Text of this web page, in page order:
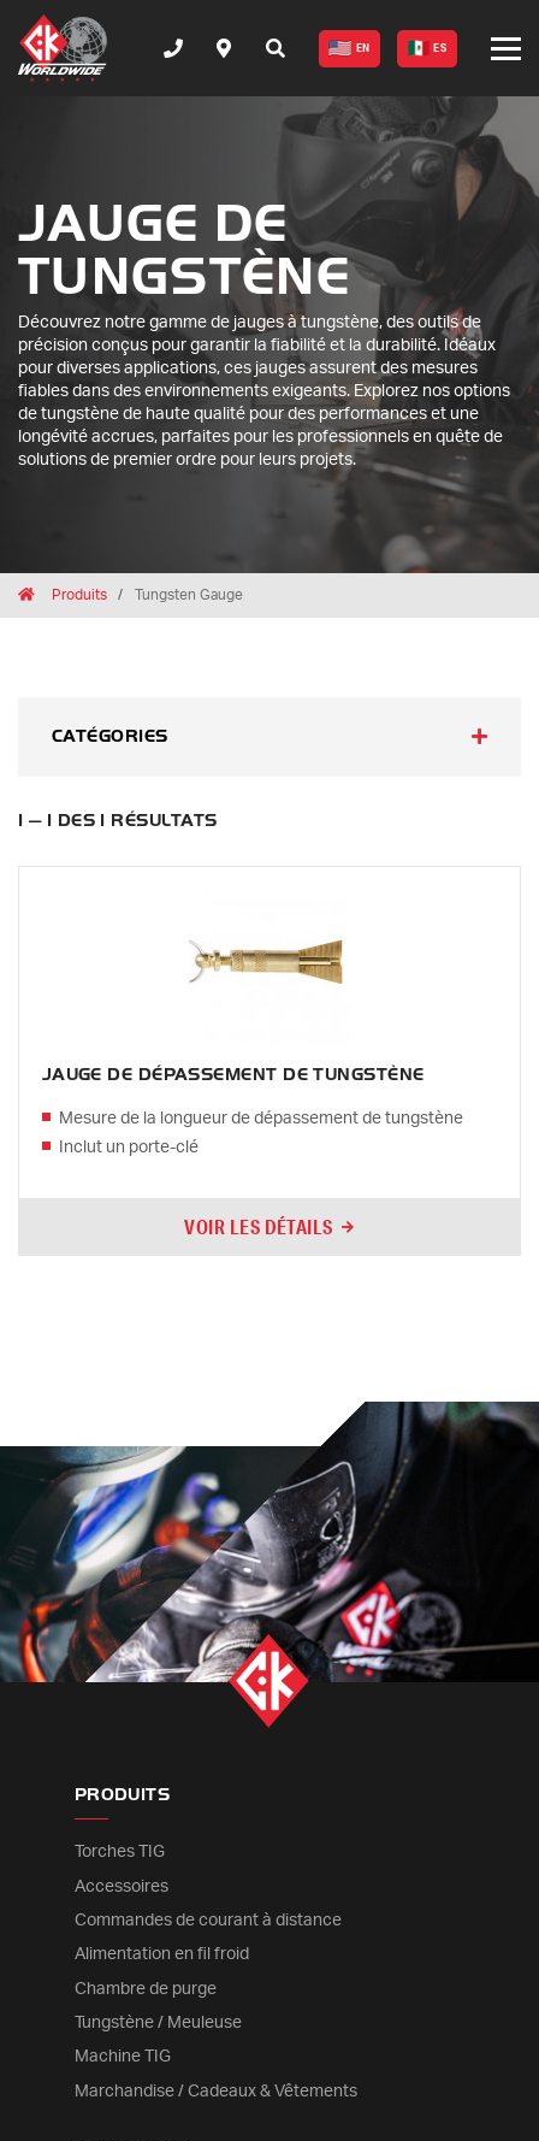
EN ES
JAUGE DE
TUNGSTÈNE
Découvrez notre gamme de jauges à tungstène, des outils de
précision conçus pour garantir la fiabilité et la durabilité. Idéaux
pour diverses applications, ces jauges assurent des mesures
fiables dans des environnements exigeants. Explorez nos options
de tungstène de haute qualité pour des performances et une
longévité accrues, parfaites pour les professionnels en quête de
solutions de premier ordre pour leurs projets.
HomeProduits Tungsten Gauge
CATÉGORIES
1 — 1 DES 1 RÉSULTATS
JAUGE DE DÉPASSEMENT DE TUNGSTÈNE
Mesure de la longueur de dépassement de tungstène
Inclut un porte-clé
VOIR LES DÉTAILS
PRODUITS
Torches TIG
Accessoires
Commandes de courant à distance
Alimentation en fil froid
Chambre de purge
Tungstène / Meuleuse
Machine TIG
Marchandise / Cadeaux & Vêtements